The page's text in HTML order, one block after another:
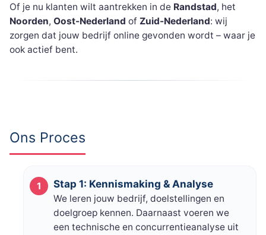
Of je nu klanten wilt aantrekken in de Randstad, het
Noorden, Oost-Nederland of Zuid-Nederland: wij
zorgen dat jouw bedrijf online gevonden wordt – waar je
ook actief bent.
Ons Proces
Stap 1: Kennismaking & Analyse
We leren jouw bedrijf, doelstellingen en
doelgroep kennen. Daarnaast voeren we
een technische en concurrentieanalyse uit